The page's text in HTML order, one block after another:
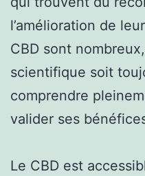
l’amélioration de
CBD sont
scientifique soit
comprendre
valider ses
Le CBD est